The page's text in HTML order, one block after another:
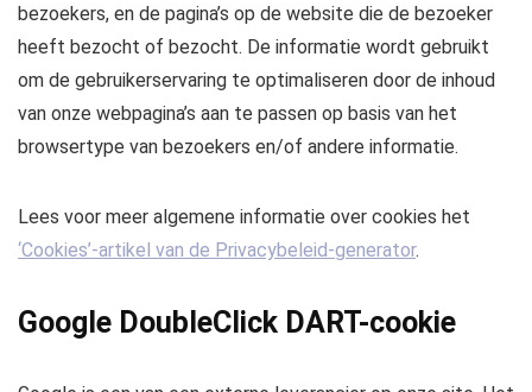
bezoekers, en de pagina’s op de website die de bezoeker
heeft bezocht of bezocht. De informatie wordt gebruikt
om de gebruikerservaring te optimaliseren door de inhoud
van onze webpagina’s aan te passen op basis van het
browsertype van bezoekers en/of andere informatie.
Lees voor meer algemene informatie over cookies het
‘Cookies’-artikel van de Privacybeleid-generator.
Google DoubleClick DART-cookie